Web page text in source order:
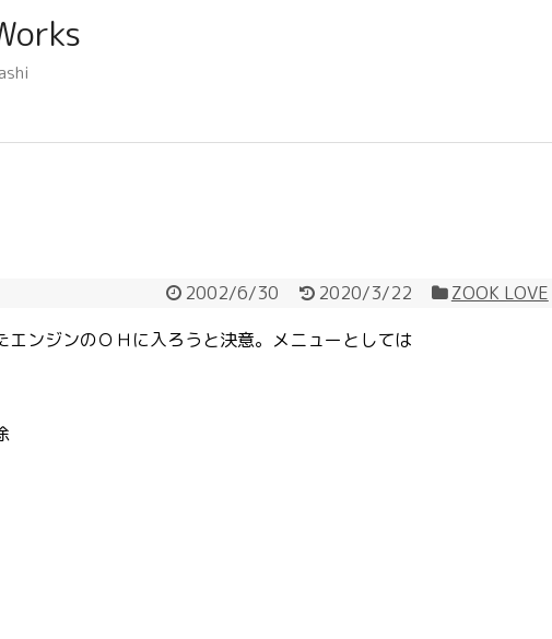
2002/6/30 2020/3/22
ZOOK LOVE
エンジンのＯＨに入ろうと決意。メニューとしては